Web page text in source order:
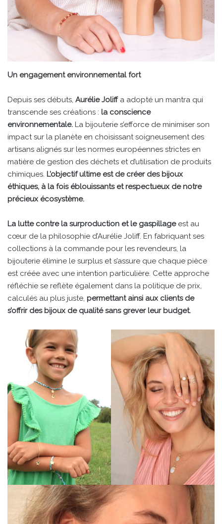
Un engagement environnemental fort
Depuis ses débuts, Aurélie Joliff a adopté un mantra qui
transcende ses créations : la conscience
environnementale. La bijouterie s’efforce de minimiser son
impact sur la planète en choisissant soigneusement des
artisans alignés sur les normes européennes strictes en
matière de gestion des déchets et d’utilisation de produits
chimiques. L’objectif ultime est de créer des bijoux
éthiques, à la fois éblouissants et respectueux de notre
précieux écosystème.
La lutte contre la surproduction et le gaspillageest au
cœur de la philosophie d’Aurélie Joliff. En fabriquant ses
collections à la commande pour les revendeurs, la
bijouterie élimine le surplus et s’assure que chaque pièce
est créée avec une intention particulière. Cette approche
réfléchie se reflète également dans la politique de prix,
calculés au plus juste, permettant ainsi aux clients de
s’offrir des bijoux de qualité sans grever leur budget.